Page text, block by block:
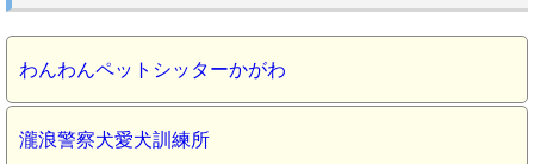
わんわんペットシッターかがわ
瀧浪警察犬愛犬訓練所